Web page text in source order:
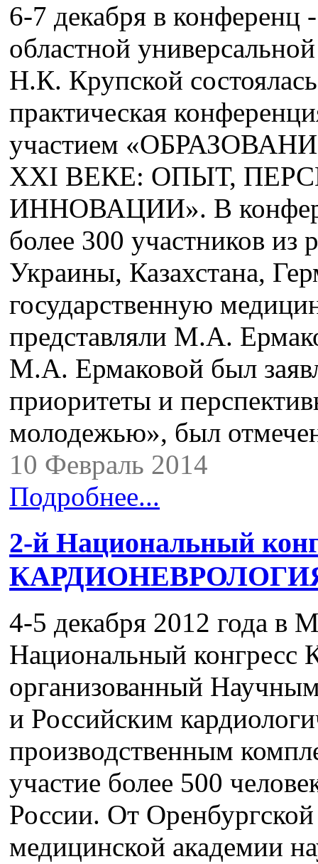
6-7 декабря в конференц
областной
Н.К. Крупской
практическая
участием
XXI ВЕКЕ: ОПЫТ,
ИННОВАЦИИ». В
более 300 участников из
Украины, Казахстана,
государственную
представляли М.А.
М.А. Ермаковой был
приоритеты и
молодежью», был
10 Февраль 2014
Подробнее...
2-й Национальный
4-5 декабря 2012 года в
Национальный
организованный
и Российским
производственным
участие более 500
России. От Оренбургской
медицинской академии